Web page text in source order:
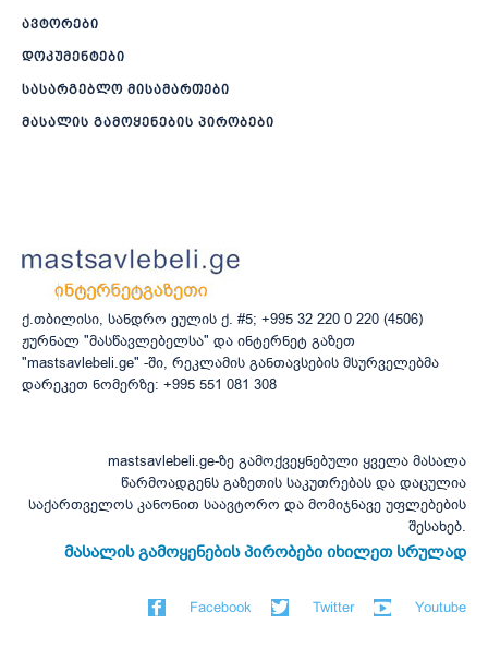
ავტორები
დოკუმენტები
სასარგებლო მისამართები
მასალის გამოყენების პირობები
ქ.თბილისი, სანდრო ეულის ქ. #5; +995 32 220 0 220 (4506)
ჟურნალ "მასწავლებელსა" და ინტერნეტ გაზეთ
"mastsavlebeli.ge" -ში, რეკლამის განთავსების მსურველებმა
დარეკეთ ნომერზე: +995 551 081 308
mastsavlebeli.ge-ზე გამოქვეყნებული ყველა მასალა
წარმოადგენს გაზეთის საკუთრებას და დაცულია
საქართველოს კანონით საავტორო და მომიჯნავე უფლებების
შესახებ.
მასალის გამოყენების პირობები იხილეთ სრულად
Facebook Twitter Youtube